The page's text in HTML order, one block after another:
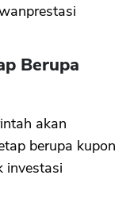
Berupa
akan
berupa kupon
investasi
OK